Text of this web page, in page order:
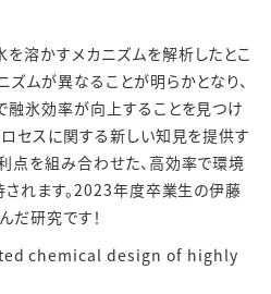
溶かすメカニズムを解析したとこ
ムが異なることが明らかとなり、
融氷効率が向上することを見つけ
ロセスに関する新しい知見を提供す
点を組み合わせた、高効率で環境
れます。2023年度卒業生の伊藤
だ研究です！
chemical design of highly